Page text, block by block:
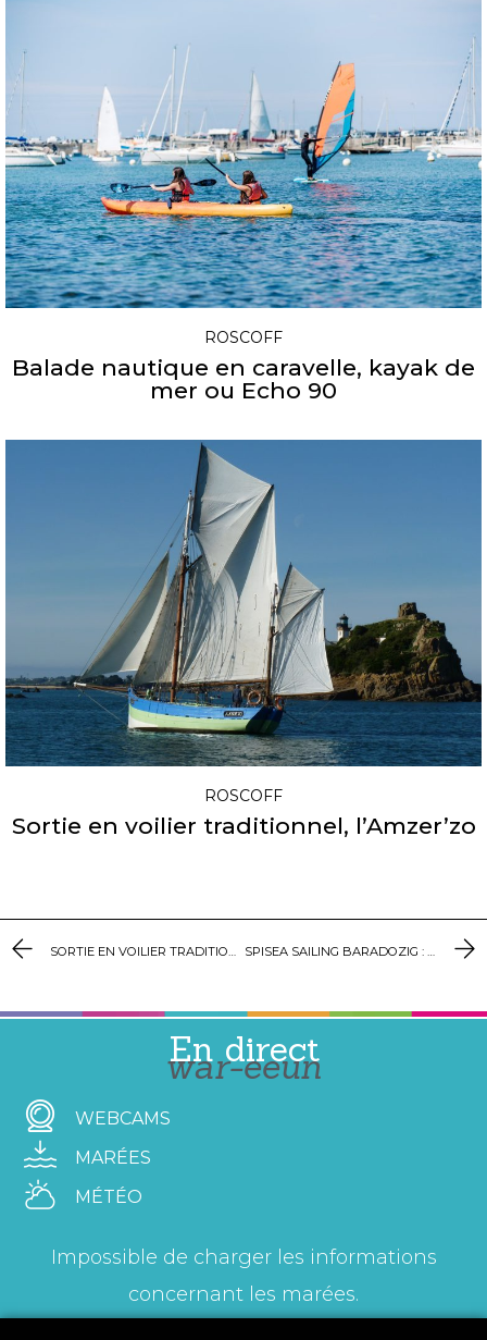
ROSCOFF
Balade nautique en caravelle, kayak de
mer ou Echo 90
ROSCOFF
Sortie en voilier traditionnel, l’Amzer’zo
En direct
war-eeun
WEBCAMS
MARÉES
MÉTÉO
Impossible de charger les informations
concernant les marées.